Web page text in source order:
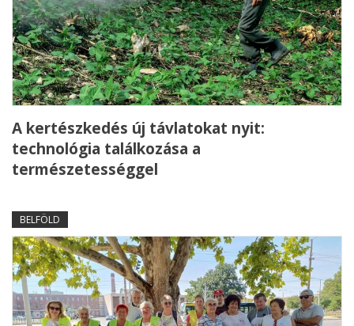
A kertészkedés új távlatokat nyit:
technológia találkozása a
természetességgel
BELFÖLD